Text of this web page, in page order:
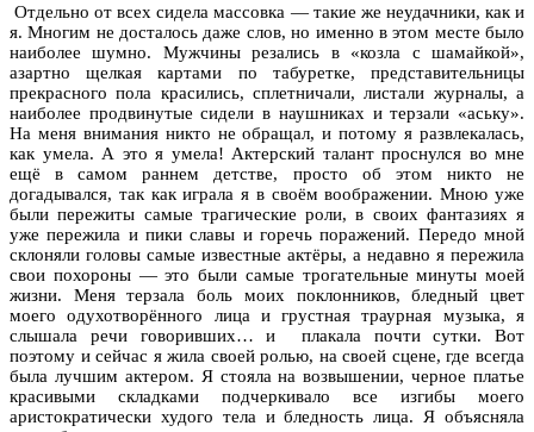
Отдельно от всех сидела массовка — такие же неудачники, как и
я. Многим не досталось даже слов, но именно в этом месте было
наиболее шумно. Мужчины резались в «козла с шамайкой»,
азартно щелкая картами по табуретке, представительницы
прекрасного пола красились, сплетничали, листали журналы, а
наиболее продвинутые сидели в наушниках и терзали «аську».
На меня внимания никто не обращал, и потому я развлекалась,
как умела. А это я умела! Актерский талант проснулся во мне
ещё в самом раннем детстве, просто об этом никто не
догадывался, так как играла я в своём воображении. Мною уже
были пережиты самые трагические роли, в своих фантазиях я
уже пережила и пики славы и горечь поражений. Передо мной
склоняли головы самые известные актёры, а недавно я пережила
свои похороны — это были самые трогательные минуты моей
жизни. Меня терзала боль моих поклонников, бледный цвет
моего одухотворённого лица и грустная траурная музыка, я
слышала речи говоривших… и
плакала почти сутки. Вот
поэтому и сейчас я жила своей ролью, на своей сцене, где всегда
была лучшим актером. Я стояла на возвышении, черное платье
красивыми складками подчеркивало все изгибы моего
аристократически худого тела и бледность лица. Я объясняла